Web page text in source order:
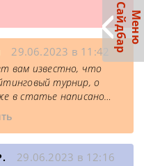
29.06.2023 в 11:42
вам известно, что
турнир, о
в статье написано…
29.06.2023 в 12:16
М
е
н
ю
Са
й
д
б
а
р